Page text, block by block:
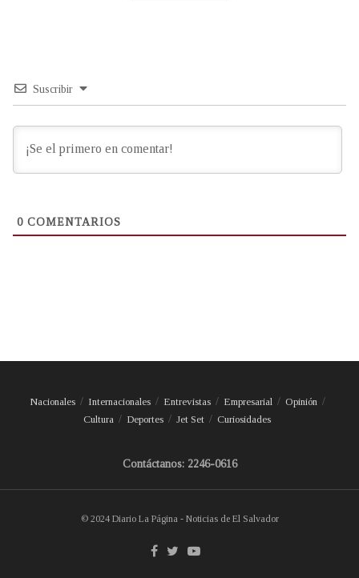
Suscribir
0 COMENTARIOS
Nacionales Internacionales Entrevistas Empresarial
Opinión
Cultura
Deportes Jet Set Curiosidades
Contáctanos: 2246-0616
© 2024 Diario La Página - Noticias de El Salvador